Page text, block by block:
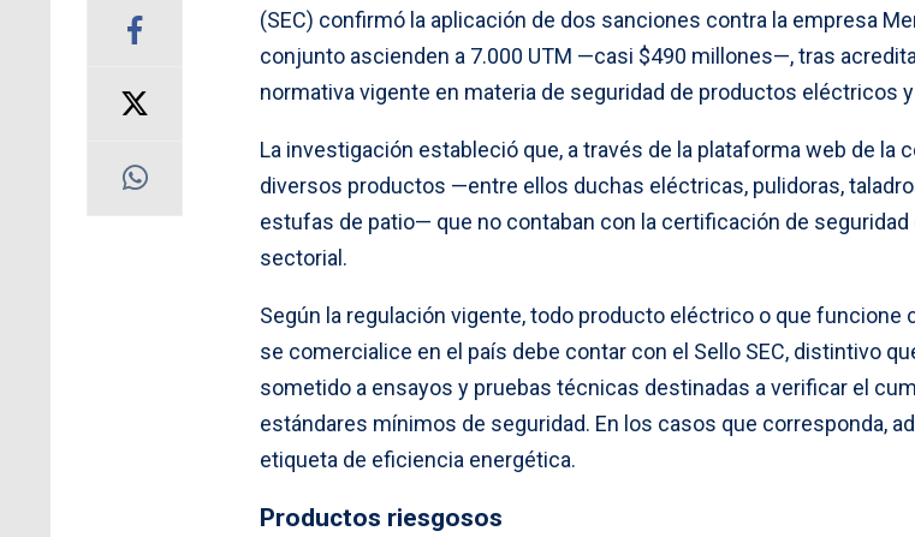
(SEC) confirmó la aplicación de dos sanciones contra la empresa
conjunto ascienden a 7.000 UTM —casi $490 millones—, tras
normativa vigente en materia de seguridad de productos eléctricos
La investigación estableció que, a través de la plataforma web de la
diversos productos —entre ellos duchas eléctricas, pulidoras,
estufas de patio— que no contaban con la certificación de seguridad
sectorial.
Según la regulación vigente, todo producto eléctrico o que funcione
se comercialice en el país debe contar con el Sello SEC, distintivo
sometido a ensayos y pruebas técnicas destinadas a verificar el
estándares mínimos de seguridad. En los casos que corresponda,
etiqueta de eficiencia energética.
Productos riesgosos